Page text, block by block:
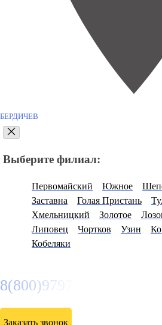
БЕРДИЧЕВ
Выберите филиал:
Первомайский Южное
Заставна
Голая Пристань
Хмельницкий
Золотое
Липовец
Чортков Узин
Кобеляки
8(800)9797043
Заказать звонок